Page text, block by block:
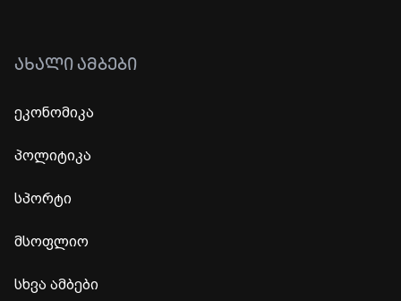
ᲐᲮᲐᲚᲘ ᲐᲛᲑᲔᲑᲘ
ეკონომიკა
პოლიტიკა
სპორტი
მსოფლიო
სხვა ამბები